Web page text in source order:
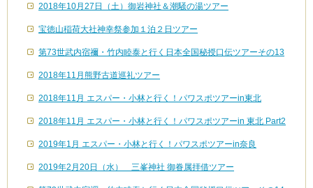
2018年10月27日（土）御岩神社＆潮騒の湯ツアー
宝徳山稲荷大社神幸祭参加１泊２日ツアー
第73世武内宿禰・竹内睦泰と行く日本全国秘授口伝ツアーその13
2018年11月熊野古道巡礼ツアー
2018年11月 エスパー・小林と行く！パワスポツアーin東北
2018年11月 エスパー・小林と行く！パワスポツアーin 東北 Part2
2019年1月 エスパー・小林と行く！パワスポツアーin奈良
2019年2月20日（水） 三峯神社 御眷属拝借ツアー